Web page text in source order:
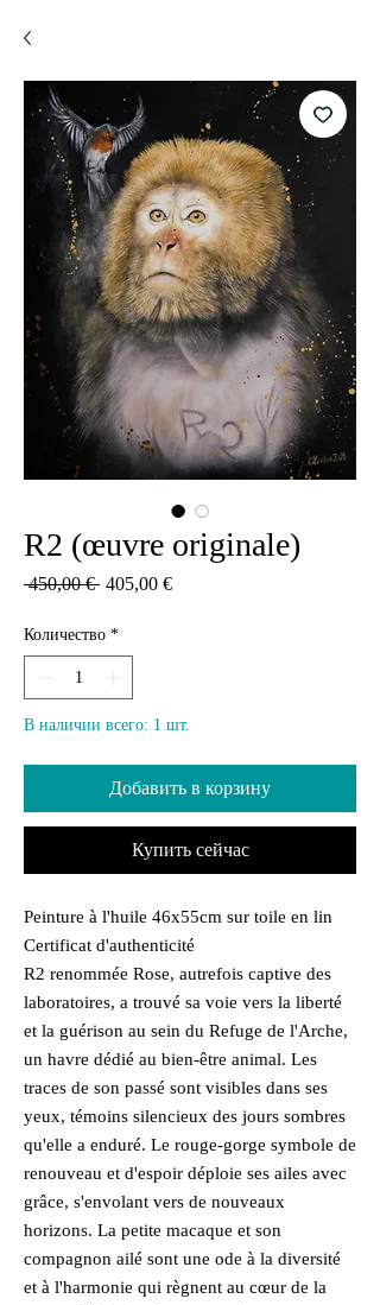
R2 (œuvre originale)
450,00 € Обычная
405,00 €Спеццена
Количество *
В наличии всего: 1 шт.
Добавить в корзину
Купить сейчас
Peinture à l'huile 46x55cm sur toile en lin
Certificat d'authenticité
R2 renommée Rose, autrefois captive des
laboratoires, a trouvé sa voie vers la liberté
et la guérison au sein du Refuge de l'Arche,
un havre dédié au bien-être animal. Les
traces de son passé sont visibles dans ses
yeux, témoins silencieux des jours sombres
qu'elle a enduré. Le rouge-gorge symbole de
renouveau et d'espoir déploie ses ailes avec
grâce, s'envolant vers de nouveaux
horizons. La petite macaque et son
compagnon ailé sont une ode à la diversité
et à l'harmonie qui règnent au cœur de la